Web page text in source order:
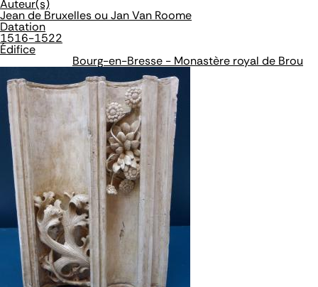
Auteur(s)
Jean de Bruxelles ou Jan Van Roome
Datation
1516-1522
Édifice
Bourg-en-Bresse - Monastère royal de Brou